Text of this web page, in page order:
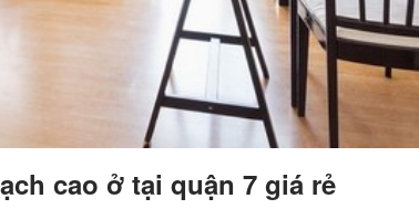
cao ở tại quận 7 giá rẻ